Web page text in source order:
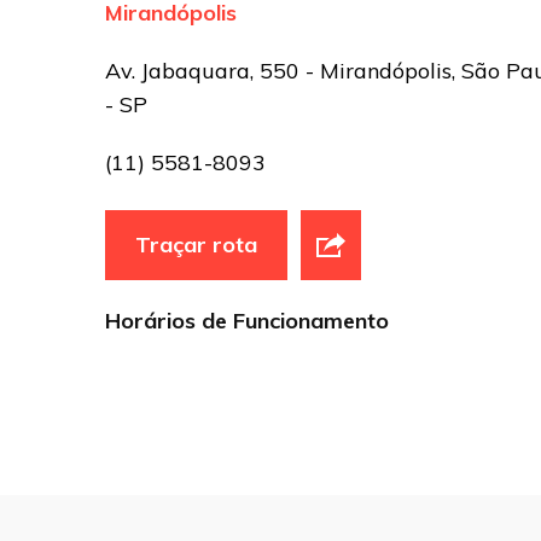
Sua avaliação
Mirandópolis
Av. Jabaquara, 550 - Mirandópolis, São
- SP
(11) 5581-8093
Traçar rota
Horários de Funcionamento